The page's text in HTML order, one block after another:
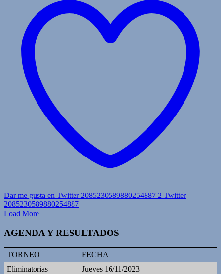
Dar me gusta en Twitter 2085230589880254887 2 Twitter
2085230589880254887
Load More
AGENDA Y RESULTADOS
TORNEO
FECHA
Eliminatorias
Jueves 16/11/2023